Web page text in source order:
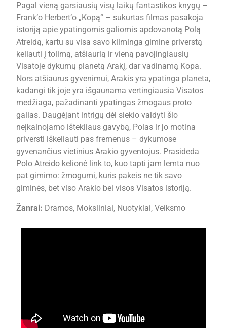
Pagal vieną garsiausių visų laikų fantastikos knygų –
Frank‘o Herbert‘o „Kopą“ – sukurtas filmas pasakoja
istoriją apie ypatingomis galiomis apdovanotą Polą
Atreidą, kartu su visa savo kilminga gimine priverstą
keliauti į tolimą, atšiaurią ir vieną pavojingiausių
Visatoje dykumų planetą Arakį, dar vadinamą Kopa.
Nors atšiaurus gyvenimui, Arakis yra ypatinga planeta,
kadangi tik joje yra išgaunama vertingiausia Visatos
medžiaga, pažadinanti ypatingas žmogaus proto
galias. Daugėjant intrigų dėl siekio valdyti šio
neįkainojamo ištekliaus gavybą, Polas ir jo motina
priversti iškeliauti pas fremenus – dykumose
gyvenančius vietinius Arakio gyventojus. Prasideda
Polo Atreido kelionė link to, kuo tapti jam lemta nuo
pat gimimo: žmogumi, kuris pakeis ne tik savo
giminės, bet viso Arakio bei visos Visatos istoriją.
Žanrai: Dramos, Moksliniai, Nuotykiai, Veiksmo